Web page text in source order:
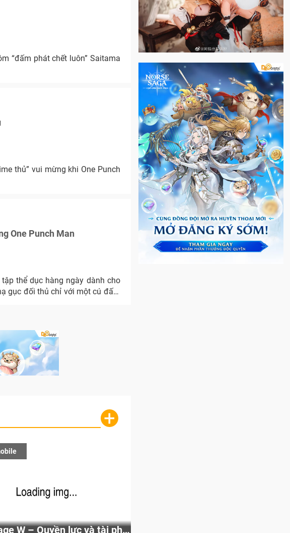
“đấm phát chết luôn” Saitama
thủ” vui mừng khi One Punch
One Punch Man
thể dục hàng ngày dành cho
gục đối thủ chỉ với một cú đấm
+
W – Quyền lực và tài phú